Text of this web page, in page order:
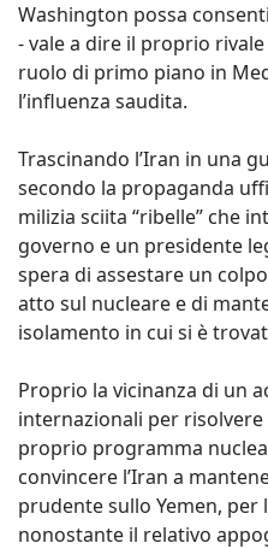
Washington possa
- vale a dire il proprio
ruolo di primo piano in
l’influenza saudita.
Trascinando l’Iran in una
secondo la propaganda
milizia sciita “ribelle” che
governo e un presidente
spera di assestare un
atto sul nucleare e di
isolamento in cui si è
Proprio la vicinanza di un
internazionali per risolvere
proprio programma
convincere l’Iran a
prudente sullo Yemen,
nonostante il relativo